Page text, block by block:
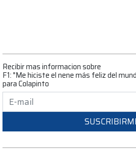
Recibir mas informacion sobre
F1: "Me hiciste el nene más feliz del
para Colapinto